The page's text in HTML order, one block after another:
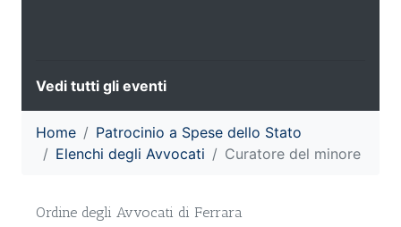
Vedi tutti gli eventi
Home
Patrocinio a Spese dello Stato
Elenchi degli Avvocati
Curatore del minore
Ordine degli Avvocati di Ferrara